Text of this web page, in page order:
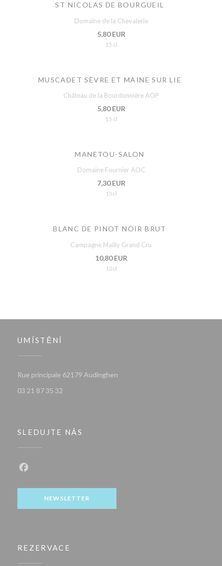
ST NICOLAS DE BOURGUEIL
Domaine de la Chevalerie
5,80 EUR
15 cl
MUSCADET SÈVRE ET MAINE SUR LIE
Château de la Bourdonnière AOP
5,80 EUR
15 cl
MANETOU-SALON
Domaine Fournier AOC
7,30 EUR
15cl
BLANC DE PINOT NOIR BRUT
Campagne Mailly Grand Cru
10,80 EUR
12cl
UMÍSTĚNÍ
Rue principale 62179 Audinghen
03 21 87 35 32
SLEDUJTE NÁS
NEWSLETTER
REZERVACE